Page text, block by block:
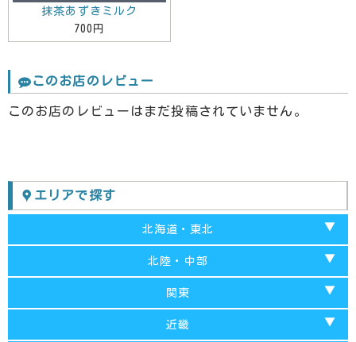
抹茶あずきミルク
700円
このお店のレビュー
このお店のレビューはまだ投稿されていません。
エリアで探す
北海道・東北
北海道
青森
秋田
北陸・中部
富山
山梨
関東
千葉
近畿